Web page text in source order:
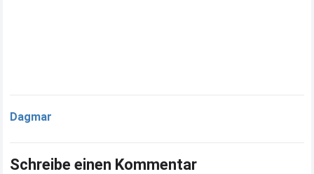
Dagmar
Schreibe einen Kommentar